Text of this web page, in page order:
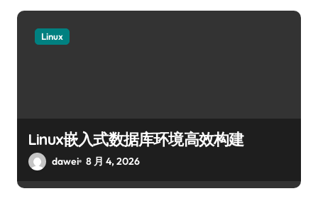
Linux
Linux嵌入式数据库环境高效构建
dawei 8 月 4, 2026